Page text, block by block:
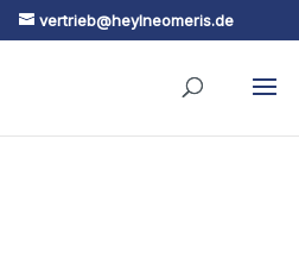
vertrieb@heylneomeris.de